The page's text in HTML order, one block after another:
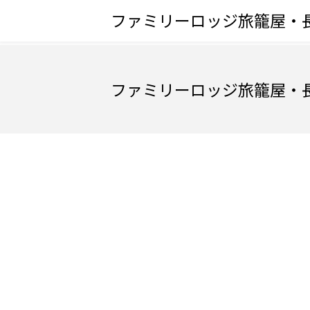
ファミリーロッジ旅籠屋・
ファミリーロッジ旅籠屋・